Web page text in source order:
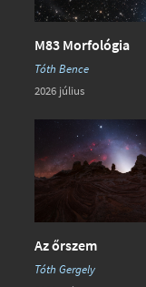
M83 Morfológia
Tóth Bence
2026 július
Az őrszem
Tóth Gergely